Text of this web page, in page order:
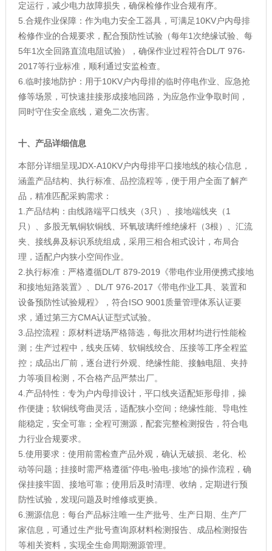
定运行，减少电力故障损失，确保检修作业合规有序。
5.合规作业保障：作为电力安全工器具，可满足10KV户内母排
检修作业的合规要求，配合预防性试验（每年1次绝缘试验、每
5年1次全回路直流电阻试验），确保作业过程符合DL/T 976-
2017等行业标准，顺利通过安监检查。
6.临时接地防护：用于10KV户内母排的临时停电作业、应急抢
修等场景，可快速挂接形成接地回路，为应急作业争取时间，
同时守住安全底线，避免二次伤害。
十、产品详细信息
本部分详细呈现JDX-A10KV户内母排平口接地线的核心信息，
涵盖产品结构、执行标准、品控流程等，便于用户全面了解产
品，精准匹配采购需求：
1.产品结构：由线路端平口线夹（3只）、接地端线夹（1
只）、多股无氧铜软铜线、环氧玻璃纤维绝缘杆（3根）、汇流
夹、接线鼻及标识系统组成，采用三相合相式设计，布局合
理，适配户内狭小空间作业。
2.执行标准：严格遵循DL/T 879-2019《带电作业用便携式接地
和接地短路装置》、DL/T 976-2017《带电作业工具、装置和
设备预防性试验规程》，符合ISO 9001质量管理体系认证要
求，通过第三方CMA认证型式试验。
3.品控流程：原材料进场严格筛选，每批次用材均进行性能检
测；生产过程中，线夹压铸、软铜线绞合、压接等工序全程监
控；成品出厂前，逐台进行外观、绝缘性能、接触电阻、夹持
力等项目检测，不合格产品严禁出厂。
4.产品特性：专为户内母排设计，平口线夹适配矩形母排，操
作便捷；软铜线弯曲灵活，适配狭小空间；绝缘性能、导电性
能稳定，安全可靠；全程可溯源，配套完整检测报告，符合电
力行业合规要求。
5.使用要求：使用前需检查产品外观，确认无破损、老化、松
动等问题；挂接时需严格遵循“停电-验电-接地”的操作流程，确
保挂接牢固、接地可靠；使用后及时清理、收纳，定期进行预
防性试验，发现问题及时维修或更换。
6.溯源信息：每台产品标注唯一生产批号、生产日期、生产厂
家信息，可通过生产批号查询原材料检测报告、成品检测报告
等相关资料，实现全生命周期溯源管理。